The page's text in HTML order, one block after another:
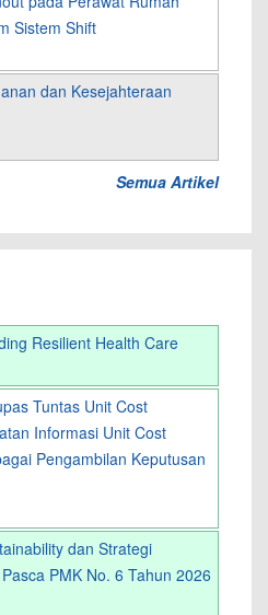
Sistem Shift
dan Kesejahteraan
Semua Artikel
Resilient Health Care
Tuntas Unit Cost
Informasi Unit Cost
Pengambilan Keputusan
dan Strategi
PMK No. 6 Tahun 2026